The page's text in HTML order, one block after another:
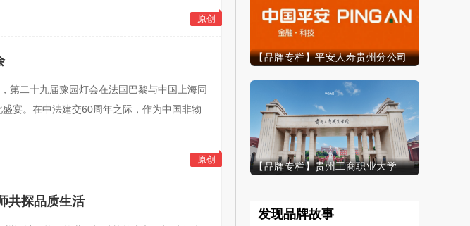
原创
第二十九届豫园灯会在法国巴黎与中国上海同
宴。在中法建交60周年之际，作为中国非物
原创
共探品质生活
【品牌专栏】平安人寿贵州分公司
【品牌专栏】贵州工商职业大学
发现品牌故事